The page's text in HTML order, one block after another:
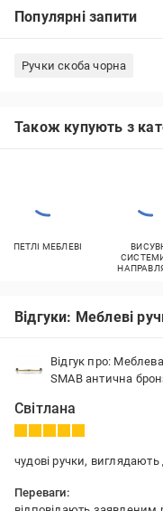
Популярні запити
Ручки скоба чорна
Також купують з
ПЕТЛІ МЕБЛЕВІ
Відгуки: Меблеві
Відгук про:
SMAB антична
Світлана
чудові ручки,
Переваги: